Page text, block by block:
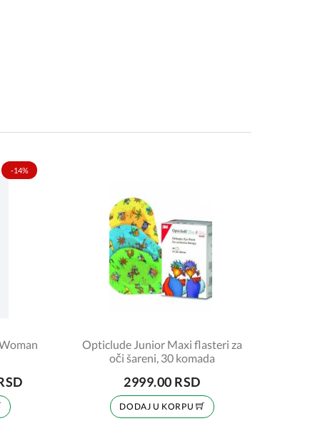
-14%
Opticlude Junior Maxi flasteri za
oči šareni, 30 komada
2999.00 RSD
DODAJ U KORPU